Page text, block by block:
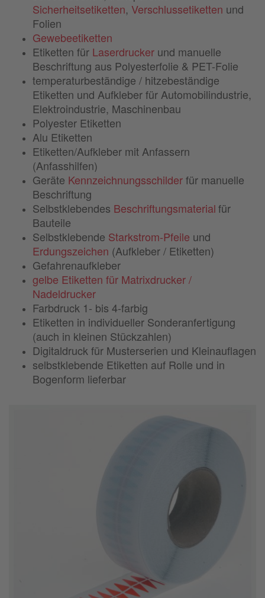
Sicherheitsetiketten, Verschlussetiketten und
Folien
Gewebeetiketten
Etiketten für Laserdrucker und manuelle
Beschriftung aus Polyesterfolie & PET-Folie
temperaturbeständige / hitzebeständige
Etiketten und Aufkleber für Automobilindustrie,
Elektroindustrie, Maschinenbau
Polyester Etiketten
Alu Etiketten
Etiketten/Aufkleber mit Anfassern
(Anfasshilfen)
Geräte Kennzeichnungsschilderfür manuelle
Beschriftung
Selbstklebendes Beschriftungsmaterialfür
Bauteile
Selbstklebende Starkstrom-Pfeile und
Erdungszeichen (Aufkleber / Etiketten)
Gefahrenaufkleber
gelbe Etiketten für Matrixdrucker /
Nadeldrucker
Farbdruck 1- bis 4-farbig
Etiketten in individueller Sonderanfertigung
(auch in kleinen Stückzahlen)
Digitaldruck für Musterserien und Kleinauflagen
selbstklebende Etiketten auf Rolle und in
Bogenform lieferbar